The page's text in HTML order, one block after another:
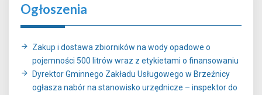
Ogłoszenia
Zakup i dostawa zbiorników na wody opadowe o
pojemności 500 litrów wraz z etykietami o finansowaniu
Dyrektor Gminnego Zakładu Usługowego w Brzeźnicy
ogłasza nabór na stanowisko urzędnicze – inspektor do